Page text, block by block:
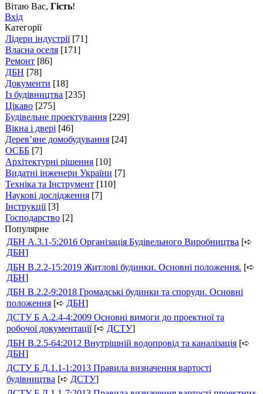
Вітаю Вас, Гість!
Вхід
Категорії
Лідери індустрії [71]
Власна оселя [171]
Ремонт [86]
ДБН [78]
Документи [18]
Із будівництва [235]
Цікаво [275]
Будівельне проектування [229]
Вікна і двері [46]
Дерев’яне домобудування [24]
ОСББ [7]
Архітектурні рішення [10]
Видатні інженери України [7]
Техніка та Інструмент [110]
Наукові дослідження [7]
Інструкції [3]
Господарство [2]
Популярне
ДБН А.3.1-5:2016 Організація Будівельного Виробництва [➪
ДБН]
ДБН В.2.2-15:2019 Житлові будинки. Основні положення. [➪
ДБН]
ДБН В.2.2-9:2018 Громадські будинки та споруди. Основні
положення [➪ ДБН]
ДСТУ Б А.2.4-4:2009 Основні вимоги до проектної та
робочої документації[➪ ДСТУ]
ДБН В.2.5-64:2012 Внутрішній водопровід та каналізація [➪
ДБН]
ДСТУ Б Д.1.1-1:2013 Правила визначення вартості
будівництва [➪ ДСТУ]